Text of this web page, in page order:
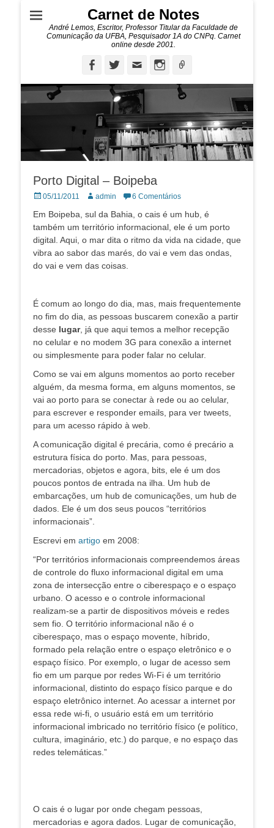
Carnet de Notes
André Lemos, Escritor, Professor Titular da Faculdade de
Comunicação da UFBA, Pesquisador 1A do CNPq. Carnet
online desde 2001.
FacebookTwitterEmail Instagram
Porto Digital – Boipeba
Posted
05/11/2011 Autor:admin 6 Comentários
Em Boipeba, sul da Bahia, o cais é um hub, é
também um território informacional, ele é um porto
digital. Aqui, o mar dita o ritmo da vida na cidade, que
vibra ao sabor das marés, do vai e vem das ondas,
do vai e vem das coisas.
É comum ao longo do dia, mas, mais frequentemente
no fim do dia, as pessoas buscarem conexão a partir
desse lugar, já que aqui temos a melhor recepção
no celular e no modem 3G para conexão a internet
ou simplesmente para poder falar no celular.
Como se vai em alguns momentos ao porto receber
alguém, da mesma forma, em alguns momentos, se
vai ao porto para se conectar à rede ou ao celular,
para escrever e responder emails, para ver tweets,
para um acesso rápido à web.
A comunicação digital é precária, como é precário a
estrutura física do porto. Mas, para pessoas,
mercadorias, objetos e agora, bits, ele é um dos
poucos pontos de entrada na ilha. Um hub de
embarcações, um hub de comunicações, um hub de
dados. Ele é um dos seus poucos “territórios
informacionais”.
Escrevi em artigo em 2008:
“Por territórios informacionais compreendemos áreas
de controle do fluxo informacional digital em uma
zona de intersecção entre o ciberespaço e o espaço
urbano. O acesso e o controle informacional
realizam-se a partir de dispositivos móveis e redes
sem fio. O território informacional não é o
ciberespaço, mas o espaço movente, híbrido,
formado pela relação entre o espaço eletrônico e o
espaço físico. Por exemplo, o lugar de acesso sem
fio em um parque por redes Wi-Fi é um território
informacional, distinto do espaço físico parque e do
espaço eletrônico internet. Ao acessar a internet por
essa rede wi-fi, o usuário está em um território
informacional imbricado no território físico (e político,
cultura, imaginário, etc.) do parque, e no espaço das
redes telemáticas.”
O cais é o lugar por onde chegam pessoas,
mercadorias e agora dados. Lugar de comunicação,